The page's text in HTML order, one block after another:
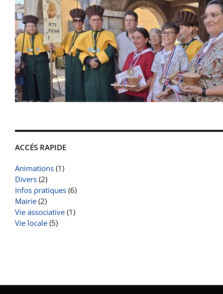
ACCÉS RAPIDE
Animations (1)
Divers (2)
Infos pratiques (6)
Mairie (2)
Vie associative (1)
Vie locale (5)